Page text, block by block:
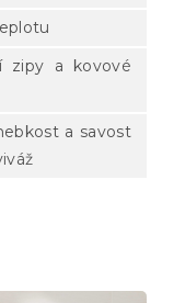
zipy a kovové
a savost